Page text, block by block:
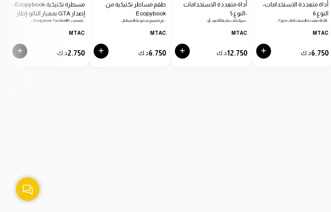
أداة متعددة الاستخدامات-
النوع 6
- الأداة متعددة الاستخدامات Type…
MTAC
6.750د.ك
أداة متعددة الاستخدامات
-النوع 5
- سواء كنت متجهًا للصيد، أو…
MTAC
12.750د.ك
طقم مساطر تكتيكية من
Ecopybook
- تم تصميم مجموعة المساطر…
MTAC
6.750د.ك
مسطرة تكتيكية Ecopybook-
إصدار GTA بمعيار الناتو-إطار
أزرق
MTAC
2.750د.ك